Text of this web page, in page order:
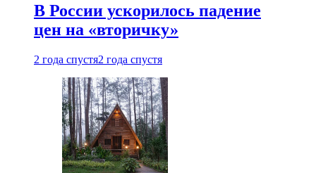
В России ускорилось падение
цен на «вторичку»
2 года спустя2 года спустя